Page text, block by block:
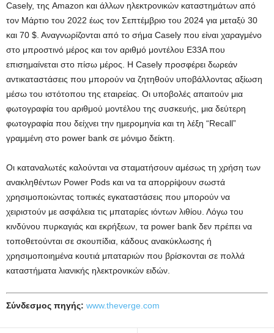
Casely, της Amazon και άλλων ηλεκτρονικών καταστημάτων από
τον Μάρτιο του 2022 έως τον Σεπτέμβριο του 2024 για μεταξύ 30
και 70 $. Αναγνωρίζονται από το σήμα Casely που είναι χαραγμένο
στο μπροστινό μέρος και τον αριθμό μοντέλου E33A που
επισημαίνεται στο πίσω μέρος. Η Casely προσφέρει δωρεάν
αντικαταστάσεις που μπορούν να ζητηθούν υποβάλλοντας αξίωση
μέσω του ιστότοπου της εταιρείας. Οι υποβολές απαιτούν μια
φωτογραφία του αριθμού μοντέλου της συσκευής, μια δεύτερη
φωτογραφία που δείχνει την ημερομηνία και τη λέξη “Recall”
γραμμένη στο power bank σε μόνιμο δείκτη.
Οι καταναλωτές καλούνται να σταματήσουν αμέσως τη χρήση των
ανακληθέντων Power Pods και να τα απορρίψουν σωστά
χρησιμοποιώντας τοπικές εγκαταστάσεις που μπορούν να
χειριστούν με ασφάλεια τις μπαταρίες ιόντων λιθίου. Λόγω του
κινδύνου πυρκαγιάς και εκρήξεων, τα power bank δεν πρέπει να
τοποθετούνται σε σκουπίδια, κάδους ανακύκλωσης ή
χρησιμοποιημένα κουτιά μπαταριών που βρίσκονται σε πολλά
καταστήματα λιανικής ηλεκτρονικών ειδών.
Σύνδεσμος πηγής: www.theverge.com